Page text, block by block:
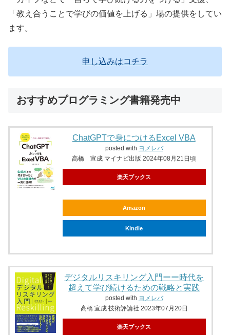
「教え合うことで学びの価値を上げる」場の提供をしてい
ます。
申し込みはコチラ
おすすめプログラミング書籍発売中
ChatGPTで身につけるExcel VBA
posted with ヨメレバ
高橋 宣成 マイナビ出版 2024年08月21日頃
楽天ブックス
Amazon
Kindle
デジタルリスキリング入門ーー時代を
超えて学び続けるための戦略と実践
posted with ヨメレバ
高橋 宣成 技術評論社 2023年07月20日
楽天ブックス